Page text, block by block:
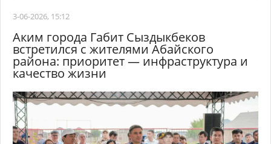
3-06-2026, 15:12
Аким города Габит Сыздыкбеков
встретился с жителями Абайского
района: приоритет — инфраструктура и
качество жизни